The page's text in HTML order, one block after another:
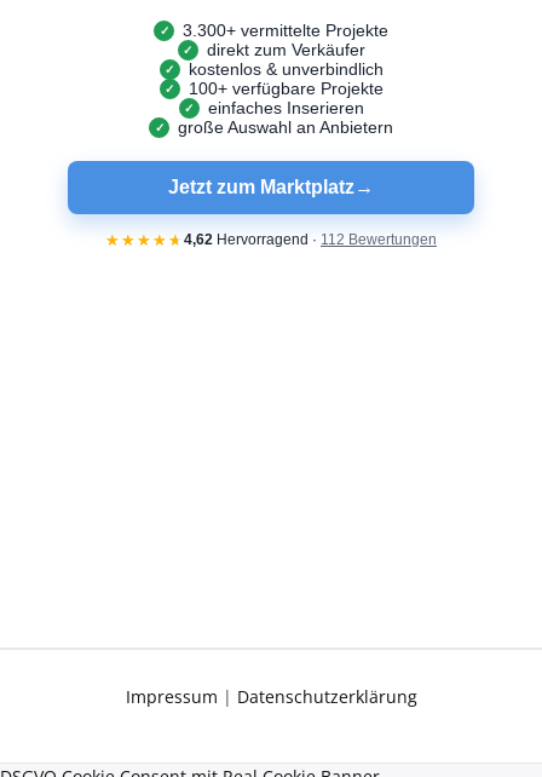
Impressum | Datenschutzerklärung